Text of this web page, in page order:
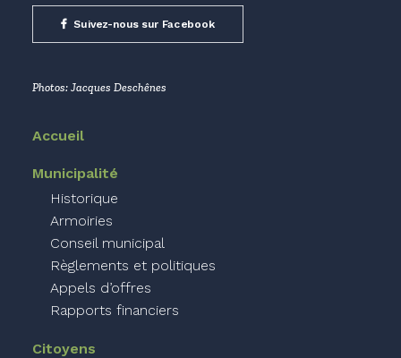
Suivez-nous sur Facebook
Photos: Jacques Deschênes
Accueil
Municipalité
Historique
Armoiries
Conseil municipal
Règlements et politiques
Appels d’offres
Rapports financiers
Citoyens